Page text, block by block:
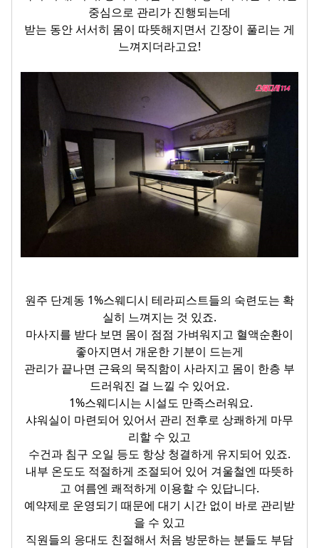
중심으로 관리가 진행되는데
받는 동안 서서히 몸이 따뜻해지면서 긴장이 풀리는 게
느껴지더라고요!
원주 단계동 1%스웨디시 테라피스트들의 숙련도는 확
실히 느껴지는 것 있죠.
마사지를 받다 보면 몸이 점점 가벼워지고 혈액순환이
좋아지면서 개운한 기분이 드는게
관리가 끝나면 근육의 묵직함이 사라지고 몸이 한층 부
드러워진 걸 느낄 수 있어요.
1%스웨디시는 시설도 만족스러워요.
샤워실이 마련되어 있어서 관리 전후로 상쾌하게 마무
리할 수 있고
수건과 침구 오일 등도 항상 청결하게 유지되어 있죠.
내부 온도도 적절하게 조절되어 있어 겨울철엔 따뜻하
고 여름엔 쾌적하게 이용할 수 있답니다.
예약제로 운영되기 때문에 대기 시간 없이 바로 관리받
을 수 있고
직원들의 응대도 친절해서 처음 방문하는 분들도 부담